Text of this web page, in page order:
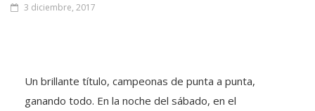
3 diciembre, 2017
Un brillante título, campeonas de punta a punta,
ganando todo. En la noche del sábado, en el